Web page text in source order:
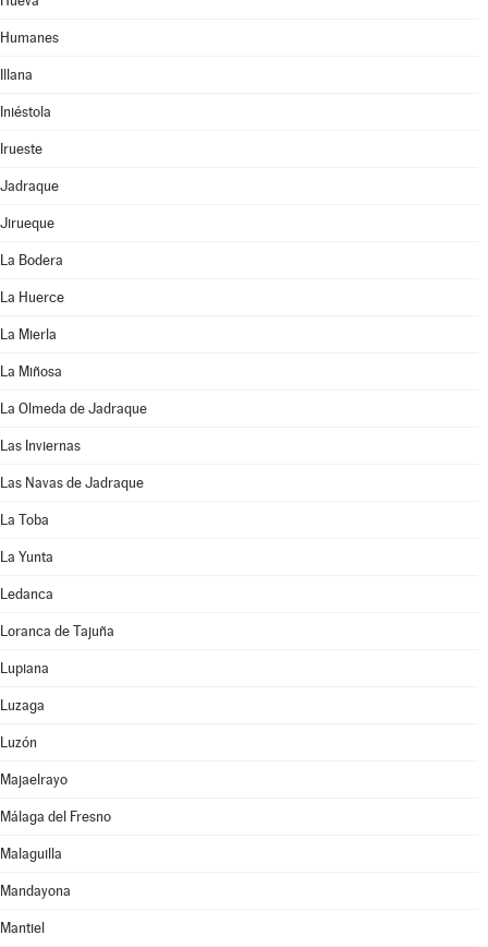
Humanes
Illana
Iniéstola
Irueste
Jadraque
Jirueque
La Bodera
La Huerce
La Mierla
La Miñosa
La Olmeda de Jadraque
Las Inviernas
Las Navas de Jadraque
La Toba
La Yunta
Ledanca
Loranca de Tajuña
Lupiana
Luzaga
Luzón
Majaelrayo
Málaga del Fresno
Malaguilla
Mandayona
Mantiel